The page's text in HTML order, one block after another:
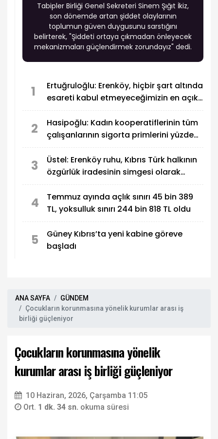
Tabipler Birliği Genel Sekreteri Sinem Şığıt İkiz,
son dönemde artan şiddet olaylarının
toplumun güven duygusunu sarstığını
belirterek, "Şiddeti ortaya çıkmadan önleyecek
mekanizmaları güçlendirmek zorundayız" dedi.
1
Ertuğruloğlu: Erenköy, hiçbir şart altında
esareti kabul etmeyeceğimizin en açık
2
Hasipoğlu: Kadın kooperatiflerinin tüm
çalışanlarının sigorta primlerini yüzde
3
Üstel: Erenköy ruhu, Kıbrıs Türk halkının
özgürlük iradesinin simgesi olarak
4
Temmuz ayında açlık sınırı 45 bin 389
TL, yoksulluk sınırı 244 bin 818 TL oldu
5
Güney Kıbrıs’ta yeni kabine göreve
başladı
ANA SAYFA
GÜNDEM
Çocukların korunmasına yönelik kurumlar arası iş
birliği güçleniyor
Çocukların korunmasına yönelik
kurumlar arası iş birliği güçleniyor
10 Haziran, 2026, Çarşamba 11:05
Ort. 1 dk. 34 sn. okuma süresi